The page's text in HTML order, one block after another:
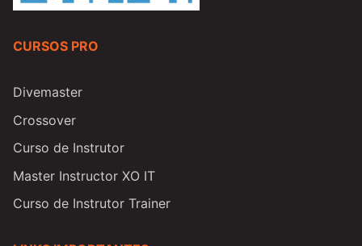
CURSOS PRO
Divemaster
Crossover
Curso de Instrutor
Master Instructor XO IT
Curso de Instrutor Trainer